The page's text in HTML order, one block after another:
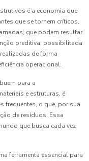
é a economia que
que se tornem críticos,
que podem resultar
preditiva, possibilitada
de forma
operacional.
para a
e estruturas, é
frequentes, o que, por sua
de resíduos. Essa
que busca cada vez
ferramenta essencial para